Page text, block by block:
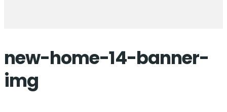
new-home-14-banner-
img